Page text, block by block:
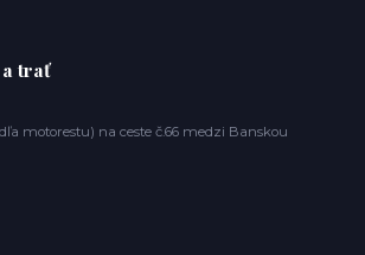
trať
motorestu) na ceste č.66 medzi Banskou